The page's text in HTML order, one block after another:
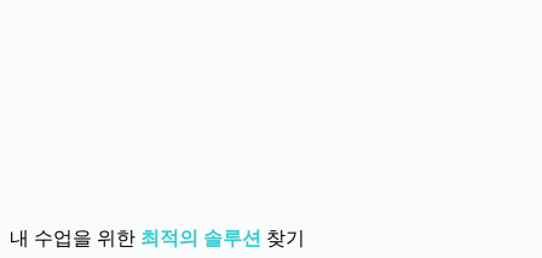
내 수업을 위한 최적의 솔루션 찾기